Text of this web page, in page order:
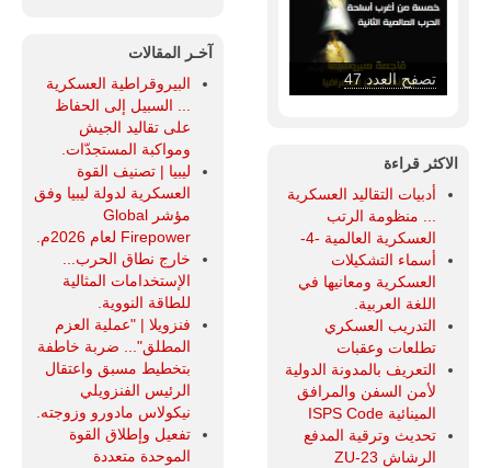
تصفح العدد 46
الاكثر قراءة
أدبيات التقاليد العسكرية
... منظومة الرتب
العسكرية العالمية -4-
أسماء التشكيلات
العسكرية ومعانيها في
اللغة العربية.
التدريب العسكري
تطلعات وعقبات
التعريف بالمدونة الدولية
لأمن السفن والمرافق
المينائية ISPS Code
تحديث وترقية المدفع
الرشاش ZU-23
آخـر المقالات
البيروقراطية العسكرية
... السبيل إلى الحفاظ
على تقاليد الجيش
ومواكبة المستجدّات.
ليبيا | تصنيف القوة
العسكرية لدولة ليبيا وفق
مؤشر Global
Firepower لعام 2026م.
خارج نطاق الحرب...
الإستخدامات المثالية
للطاقة النووية.
فنزويلا | "عملية العزم
المطلق"... ضربة خاطفة
بتخطيط مسبق واعتقال
الرئيس الفنزويلي
نيكولاس مادورو وزوجته.
تفعيل وإطلاق القوة
الموحدة متعددة